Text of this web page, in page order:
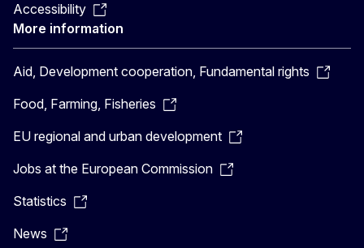
Accessibility
More information
Aid, Development cooperation, Fundamental rights
Food, Farming, Fisheries
EU regional and urban development
Jobs at the European Commission
Statistics
News